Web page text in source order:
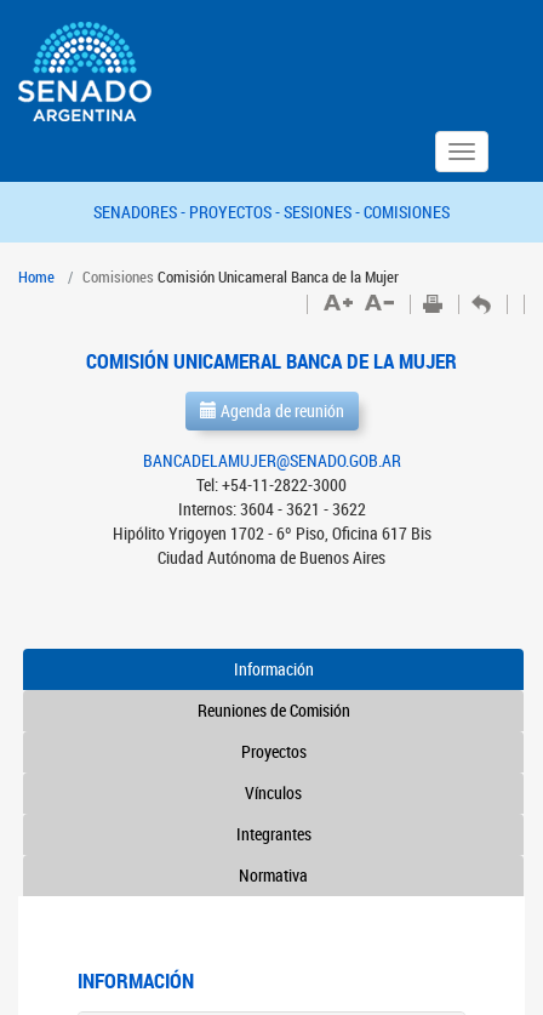
Toggle
navigation
SENADORES - PROYECTOS -SESIONES -COMISIONES
Home Comisiones Comisión Unicameral Banca de la Mujer
COMISIÓN UNICAMERAL BANCA DE LA MUJER
Agenda de reunión
BANCADELAMUJER@SENADO.GOB.AR
Tel: +54-11-2822-3000
Internos: 3604 - 3621 - 3622
Hipólito Yrigoyen 1702 - 6º Piso, Oficina 617 Bis
Ciudad Autónoma de Buenos Aires
Información
Reuniones de Comisión
Proyectos
Vínculos
Integrantes
Normativa
INFORMACIÓN